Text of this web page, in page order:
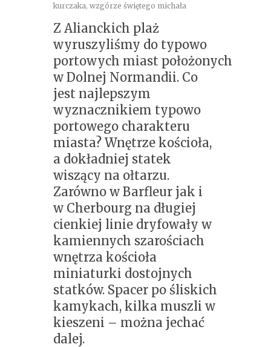
kurczaka, wzgórze świętego michała
Z Alianckich plaż
wyruszyliśmy do typowo
portowych miast położonych
w Dolnej Normandii. Co
jest najlepszym
wyznacznikiem typowo
portowego charakteru
miasta? Wnętrze kościoła,
a dokładniej statek
wiszący na ołtarzu.
Zarówno w Barfleur jak i
w Cherbourg na długiej
cienkiej linie dryfowały w
kamiennych szarościach
wnętrza kościoła
miniaturki dostojnych
statków. Spacer po śliskich
kamykach, kilka muszli w
kieszeni – można jechać
dalej.